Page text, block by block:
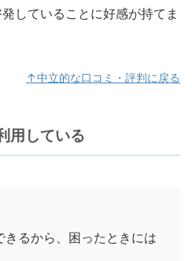
していることに好感が持てま
↑中立的な口コミ・評判に戻る
用している
るから、困ったときには